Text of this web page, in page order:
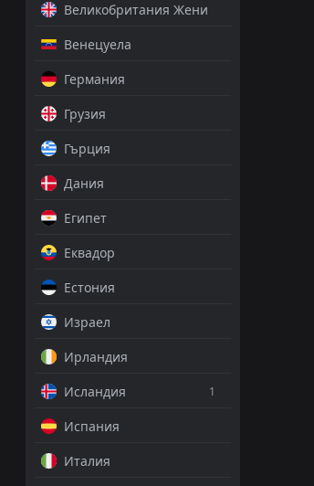
Великобритания Жени
Венецуела
Германия
Грузия
Гърция
Дания
Египет
Еквадор
Естония
Израел
Ирландия
Исландия
1
Испания
Италия